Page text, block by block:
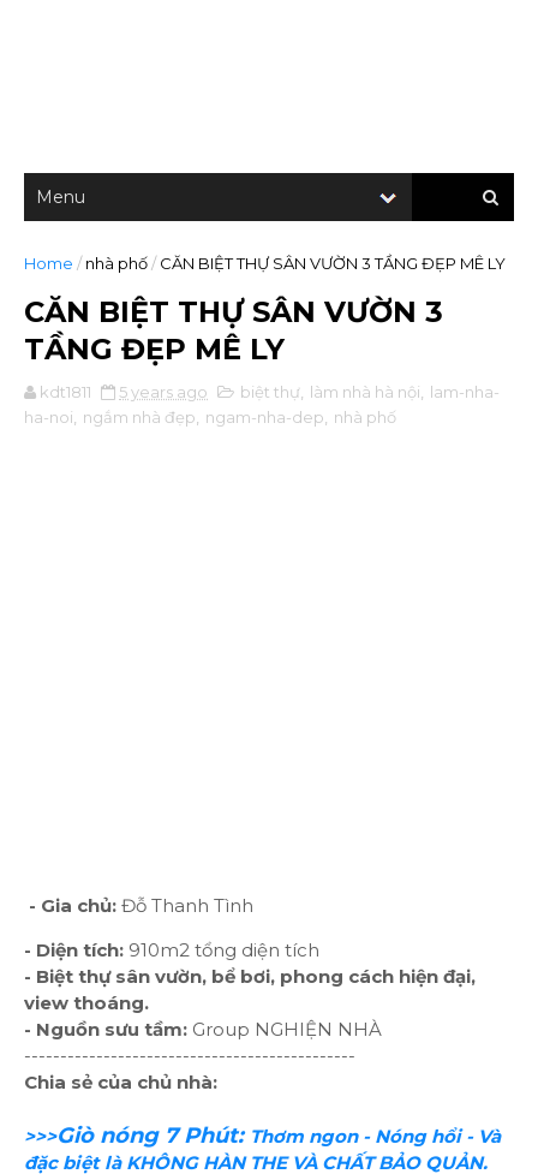
Home / nhà phố/ CĂN BIỆT THỰ SÂN VƯỜN 3 TẦNG ĐẸP MÊ LY
CĂN BIỆT THỰ SÂN VƯỜN 3
TẦNG ĐẸP MÊ LY
kdt1811 5 years ago biệt thự làm nhà hà nội
lam-nha-
ha-noi
ngắm nhà đẹp ngam-nha-dep nhà phố
- Gia chủ: Đỗ Thanh Tình
- Diện tích: 910m2 tổng diện tích
- Biệt thự sân vườn, bể bơi, phong cách hiện đại,
view thoáng.
- Nguồn sưu tầm: Group NGHIỆN NHÀ
----------------------------------------------
Chia sẻ của chủ nhà:
>>>Giò nóng 7 Phút: Thơm ngon - Nóng hổi - Và
đặc biệt là KHÔNG HÀN THE VÀ CHẤT BẢO QUẢN.